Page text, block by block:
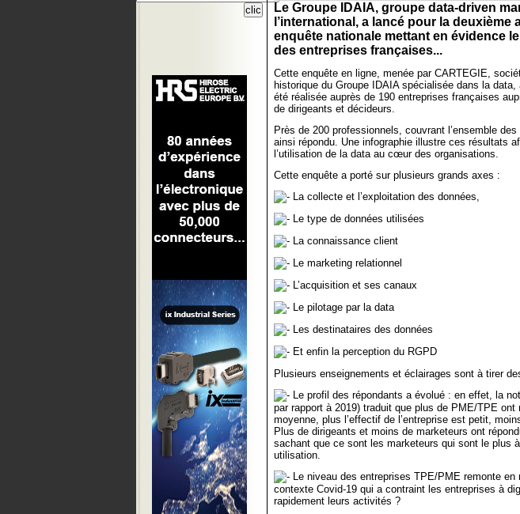
Le Groupe IDAIA, groupe data-driven
l’international, a lancé pour la
enquête nationale mettant en évidence
des entreprises françaises...
Cette enquête en ligne, menée par CARTEGIE,
historique du Groupe IDAIA spécialisée dans la data,
été réalisée auprès de 190 entreprises françaises
de dirigeants et décideurs.
Près de 200 professionnels, couvrant l’ensemble
ainsi répondu. Une infographie illustre ces résultats
l’utilisation de la data au cœur des organisations.
Cette enquête a porté sur plusieurs grands axes :
La collecte et l’exploitation des données,
Le type de données utilisées
La connaissance client
Le marketing relationnel
L’acquisition et ses canaux
Le pilotage par la data
Les destinataires des données
Et enfin la perception du RGPD
Plusieurs enseignements et éclairages sont à tirer
Le profil des répondants a évolué : en effet, la
par rapport à 2019) traduit que plus de PME/TPE ont
moyenne, plus l’effectif de l’entreprise est petit,
Plus de dirigeants et moins de marketeurs ont
sachant que ce sont les marketeurs qui sont le plus
utilisation.
Le niveau des entreprises TPE/PME remonte
contexte Covid-19 qui a contraint les entreprises à
rapidement leurs activités ?